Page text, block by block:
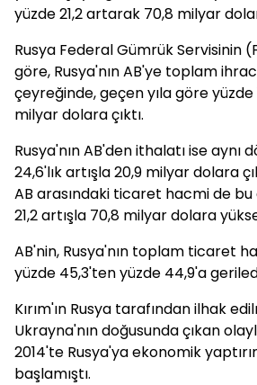
yüzde 21,2 artarak 70,8 milyar
Rusya Federal Gümrük Servisinin
göre, Rusya'nın AB'ye toplam
çeyreğinde, geçen yıla göre
milyar dolara çıktı.
Rusya'nın AB'den ithalatı ise aynı
24,6'lık artışla 20,9 milyar dolara
AB arasındaki ticaret hacmi de
21,2 artışla 70,8 milyar dolara
AB'nin, Rusya'nın toplam ticaret
yüzde 45,3'ten yüzde 44,9'a
Kırım'ın Rusya tarafından ilhak
Ukrayna'nın doğusunda çıkan
2014'te Rusya'ya ekonomik
başlamıştı.